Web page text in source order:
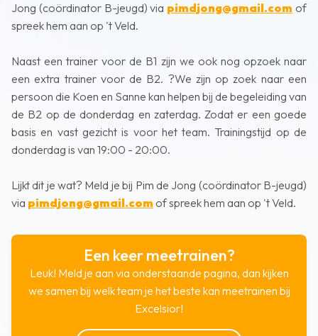
Jong (coördinator B-jeugd) via pimdjong@gmail.com of
spreek hem aan op 't Veld.
Naast een trainer voor de B1 zijn we ook nog opzoek naar
een extra trainer voor de B2. ?We zijn op zoek naar een
persoon die Koen en Sanne kan helpen bij de begeleiding van
de B2 op de donderdag en zaterdag. Zodat er een goede
basis en vast gezicht is voor het team. Trainingstijd op de
donderdag is van 19:00 - 20:00.
Lijkt dit je wat? Meld je bij Pim de Jong (coördinator B-jeugd)
via pimdjong@gmail.com of spreek hem aan op 't Veld.
Een keer meetrainen?
Leuk! Meld je aan via onderstaande pagina, dan kijken
we samen bij welk team je het beste kan meetrainen bij
Excelsior!